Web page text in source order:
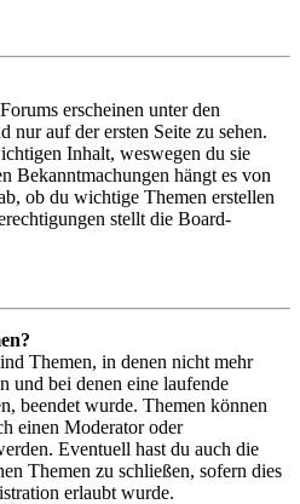
erscheinen unter den
nur auf der ersten Seite zu sehen.
Inhalt, weswegen du sie
Bekanntmachungen hängt es von
ob du wichtige Themen erstellen
stellt die Board-
Themen, in denen nicht mehr
und bei denen eine laufende
beendet wurde. Themen können
einen Moderator oder
Eventuell hast du auch die
Themen zu schließen, sofern dies
erlaubt wurde.